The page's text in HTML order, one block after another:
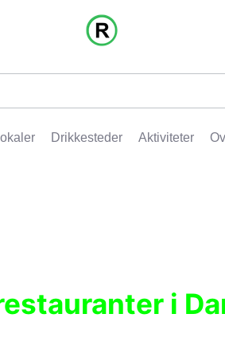
Drikkesteder Aktiviteter
i